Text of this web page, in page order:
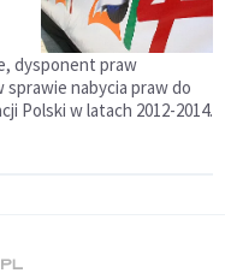
dysponent praw
nabycia praw do
Polski w latach 2012-2014.